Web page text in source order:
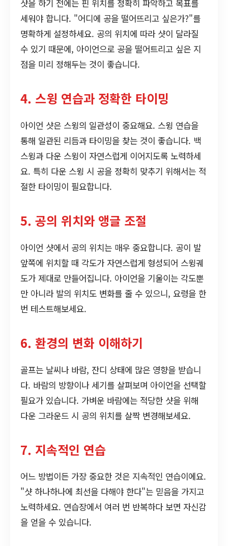
샷을 하기 전에는 핀 위치를 정확히 파악하고 목표를
세워야 합니다. "어디에 공을 떨어뜨리고 싶은가?"를
명확하게 설정하세요. 공의 위치에 따라 샷이 달라질
수 있기 때문에, 아이언으로 공을 떨어트리고 싶은 지
점을 미리 정해두는 것이 좋습니다.
4. 스윙 연습과 정확한 타이밍
아이언 샷은 스윙의 일관성이 중요해요. 스윙 연습을
통해 일관된 리듬과 타이밍을 찾는 것이 좋습니다. 백
스윙과 다운 스윙이 자연스럽게 이어지도록 노력하세
요. 특히 다운 스윙 시 공을 정확히 맞추기 위해서는 적
절한 타이밍이 필요합니다.
5. 공의 위치와 앵글 조절
아이언 샷에서 공의 위치는 매우 중요합니다. 공이 발
앞쪽에 위치할 때 각도가 자연스럽게 형성되어 스윙궤
도가 제대로 만들어집니다. 아이언을 기울이는 각도뿐
만 아니라 발의 위치도 변화를 줄 수 있으니, 요령을 한
번 테스트해보세요.
6. 환경의 변화 이해하기
골프는 날씨나 바람, 잔디 상태에 많은 영향을 받습니
다. 바람의 방향이나 세기를 살펴보며 아이언을 선택할
필요가 있습니다. 가벼운 바람에는 적당한 샷을 위해
다운 그라운드 시 공의 위치를 살짝 변경해보세요.
7. 지속적인 연습
어느 방법이든 가장 중요한 것은 지속적인 연습이에요.
"샷 하나하나에 최선을 다해야 한다"는 믿음을 가지고
노력하세요. 연습장에서 여러 번 반복하다 보면 자신감
을 얻을 수 있습니다.